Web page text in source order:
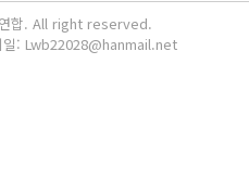
합. All right reserved.
일: Lwb22028@hanmail.net